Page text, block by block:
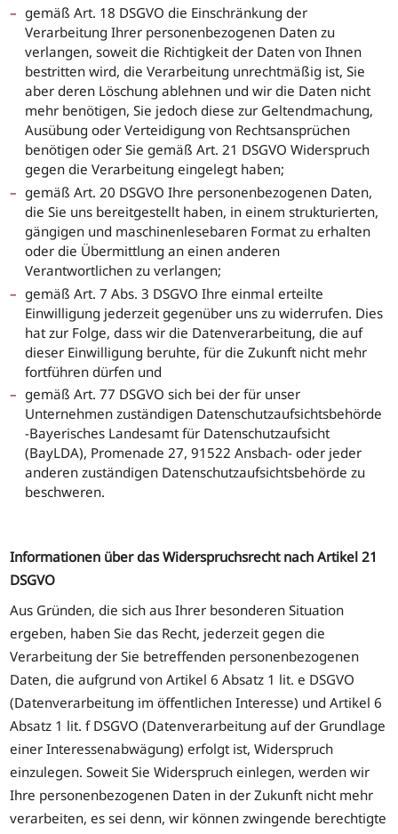
gemäß Art. 18 DSGVO die Einschränkung der
Verarbeitung Ihrer personenbezogenen Daten zu
verlangen, soweit die Richtigkeit der Daten von Ihnen
bestritten wird, die Verarbeitung unrechtmäßig ist, Sie
aber deren Löschung ablehnen und wir die Daten nicht
mehr benötigen, Sie jedoch diese zur Geltendmachung,
Ausübung oder Verteidigung von Rechtsansprüchen
benötigen oder Sie gemäß Art. 21 DSGVO Widerspruch
gegen die Verarbeitung eingelegt haben;
gemäß Art. 20 DSGVO Ihre personenbezogenen Daten,
die Sie uns bereitgestellt haben, in einem strukturierten,
gängigen und maschinenlesebaren Format zu erhalten
oder die Übermittlung an einen anderen
Verantwortlichen zu verlangen;
gemäß Art. 7 Abs. 3 DSGVO Ihre einmal erteilte
Einwilligung jederzeit gegenüber uns zu widerrufen. Dies
hat zur Folge, dass wir die Datenverarbeitung, die auf
dieser Einwilligung beruhte, für die Zukunft nicht mehr
fortführen dürfen und
gemäß Art. 77 DSGVO sich bei der für unser
Unternehmen zuständigen Datenschutzaufsichtsbehörde
-Bayerisches Landesamt für Datenschutzaufsicht
(BayLDA), Promenade 27, 91522 Ansbach- oder jeder
anderen zuständigen Datenschutzaufsichtsbehörde zu
beschweren.
Informationen über das Widerspruchsrecht nach Artikel 21
DSGVO
Aus Gründen, die sich aus Ihrer besonderen Situation
ergeben, haben Sie das Recht, jederzeit gegen die
Verarbeitung der Sie betreffenden personenbezogenen
Daten, die aufgrund von Artikel 6 Absatz 1 lit. e DSGVO
(Datenverarbeitung im öffentlichen Interesse) und Artikel 6
Absatz 1 lit. f DSGVO (Datenverarbeitung auf der Grundlage
einer Interessenabwägung) erfolgt ist, Widerspruch
einzulegen. Soweit Sie Widerspruch einlegen, werden wir
Ihre personenbezogenen Daten in der Zukunft nicht mehr
verarbeiten, es sei denn, wir können zwingende berechtigte